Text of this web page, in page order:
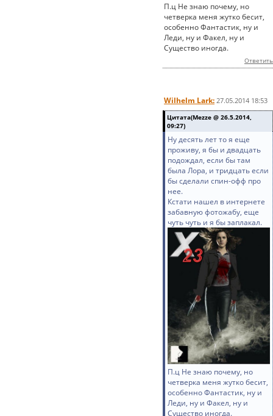
П.ц Не знаю почему, но
четверка меня жутко бесит,
особенно Фантастик, ну и
Леди, ну и Факел, ну и
Существо иногда.
Ответить
Wilhelm Lark: 27.05.2014 18:53
Цитата(Mezze @ 26.5.2014,
09:27)
Ну десять лет то я еще
проживу, я бы и двадцать
подождал, если бы там
была Лора, и тридцать если
бы сделали спин-офф про
нее.
Кстати нашел в интернете
забавную фотожабу, еще
чуть чуть и я бы заплакал.
П.ц Не знаю почему, но
четверка меня жутко бесит,
особенно Фантастик, ну и
Леди, ну и Факел, ну и
Существо иногда.